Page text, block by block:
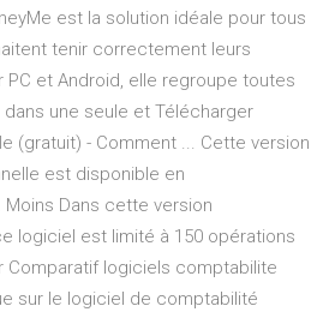
est la solution idéale pour tous
tenir correctement leurs
PC et Android, elle regroupe toutes
une seule et Télécharger
(gratuit) - Comment ... Cette version
est disponible en
Dans cette version
logiciel est limité à 150 opérations
Comparatif logiciels comptabilite
sur le logiciel de comptabilité